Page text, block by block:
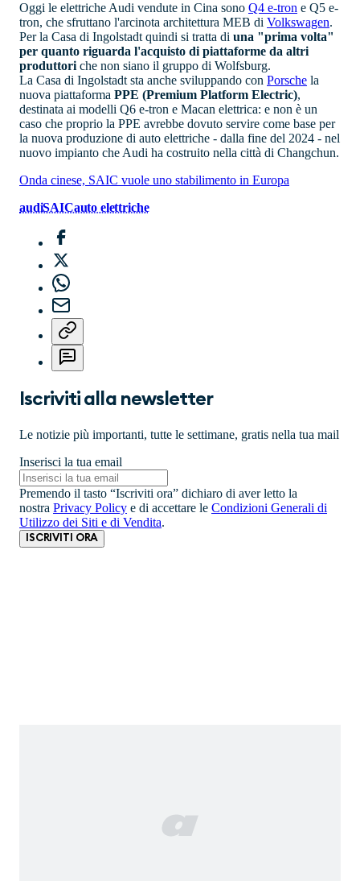
Oggi le elettriche Audi vendute in Cina sono Q4 e-tron e Q5 e-
tron, che sfruttano l'arcinota architettura MEB di Volkswagen.
Per la Casa di Ingolstadt quindi si tratta di una "prima volta"
per quanto riguarda l'acquisto di piattaforme da altri
produttori che non siano il gruppo di Wolfsburg.
La Casa di Ingolstadt sta anche sviluppando con Porsche la
nuova piattaforma PPE (Premium Platform Electric),
destinata ai modelli Q6 e-tron e Macan elettrica: e non è un
caso che proprio la PPE avrebbe dovuto servire come base per
la nuova produzione di auto elettriche - dalla fine del 2024 - nel
nuovo impianto che Audi ha costruito nella città di Changchun.
Onda cinese, SAIC vuole uno stabilimento in Europa
audiSAICauto elettriche
Iscriviti alla newsletter
Le notizie più importanti, tutte le settimane, gratis nella tua mail
Inserisci la tua email
Premendo il tasto “Iscriviti ora” dichiaro di aver letto la
nostra Privacy Policy e di accettare le Condizioni Generali di
Utilizzo dei Siti e di Vendita.
ISCRIVITI ORA